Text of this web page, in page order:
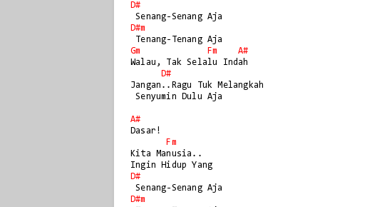
D#
D#m
Gm
Fm
A#
Walau, Tak Selalu Indah
D#
Jangan..Ragu Tuk Melangkah
Senyumin Dulu Aja
A#
Dasar!
Fm
Kita Manusia..
D#
D#m